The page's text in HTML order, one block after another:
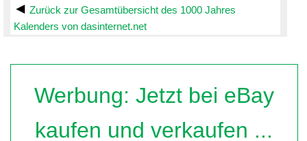
Zurück zur Gesamtübersicht des 1000 Jahres
Kalenders von dasinternet.net
Werbung: Jetzt bei eBay
kaufen und verkaufen ...